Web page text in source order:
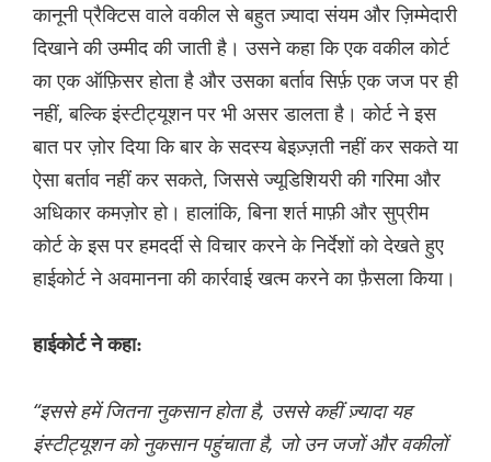
कानूनी प्रैक्टिस वाले वकील से बहुत ज़्यादा संयम और ज़िम्मेदारी
दिखाने की उम्मीद की जाती है। उसने कहा कि एक वकील कोर्ट
का एक ऑफ़िसर होता है और उसका बर्ताव सिर्फ़ एक जज पर ही
नहीं, बल्कि इंस्टीट्यूशन पर भी असर डालता है। कोर्ट ने इस
बात पर ज़ोर दिया कि बार के सदस्य बेइज़्ज़ती नहीं कर सकते या
ऐसा बर्ताव नहीं कर सकते, जिससे ज्यूडिशियरी की गरिमा और
अधिकार कमज़ोर हो। हालांकि, बिना शर्त माफ़ी और सुप्रीम
कोर्ट के इस पर हमदर्दी से विचार करने के निर्देशों को देखते हुए
हाईकोर्ट ने अवमानना ​​की कार्रवाई खत्म करने का फ़ैसला किया।
हाईकोर्ट ने कहा:
“इससे हमें जितना नुकसान होता है, उससे कहीं ज़्यादा यह
इंस्टीट्यूशन को नुकसान पहुंचाता है, जो उन जजों और वकीलों